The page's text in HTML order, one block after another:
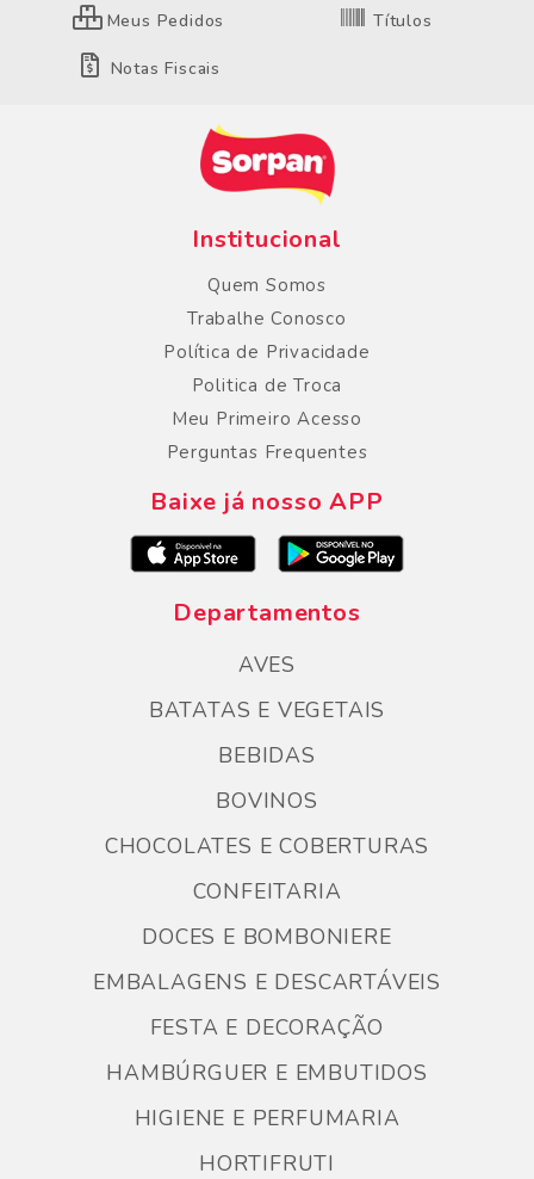
Meus Pedidos Títulos
Notas Fiscais
Institucional
Quem Somos
Trabalhe Conosco
Política de Privacidade
Politica de Troca
Meu Primeiro Acesso
Perguntas Frequentes
Baixe já nosso APP
Departamentos
AVES
BATATAS E VEGETAIS
BEBIDAS
BOVINOS
CHOCOLATES E COBERTURAS
CONFEITARIA
DOCES E BOMBONIERE
EMBALAGENS E DESCARTÁVEIS
FESTA E DECORAÇÃO
HAMBÚRGUER E EMBUTIDOS
HIGIENE E PERFUMARIA
HORTIFRUTI